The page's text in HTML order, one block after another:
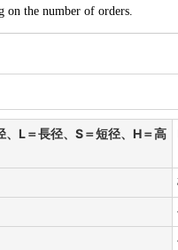
on the number of orders.
、L＝長径、S＝短径、H＝高